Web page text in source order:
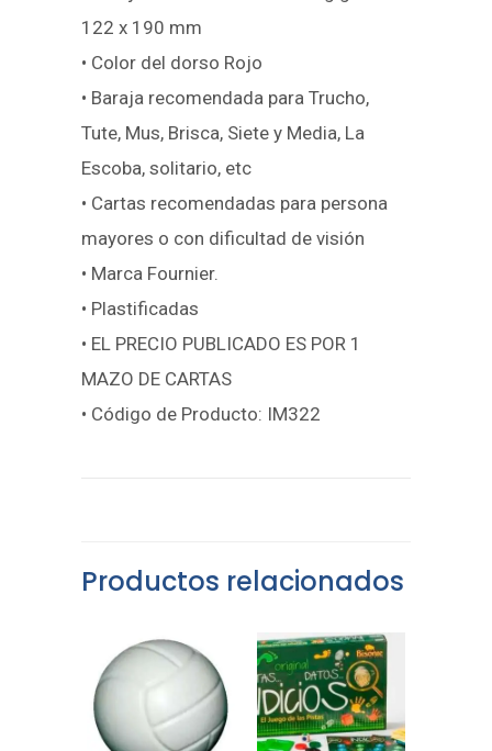
122 x 190 mm
• Color del dorso Rojo
• Baraja recomendada para Trucho,
Tute, Mus, Brisca, Siete y Media, La
Escoba, solitario, etc
• Cartas recomendadas para persona
mayores o con dificultad de visión
• Marca Fournier.
• Plastificadas
• EL PRECIO PUBLICADO ES POR 1
MAZO DE CARTAS
• Código de Producto: IM322
Productos relacionados